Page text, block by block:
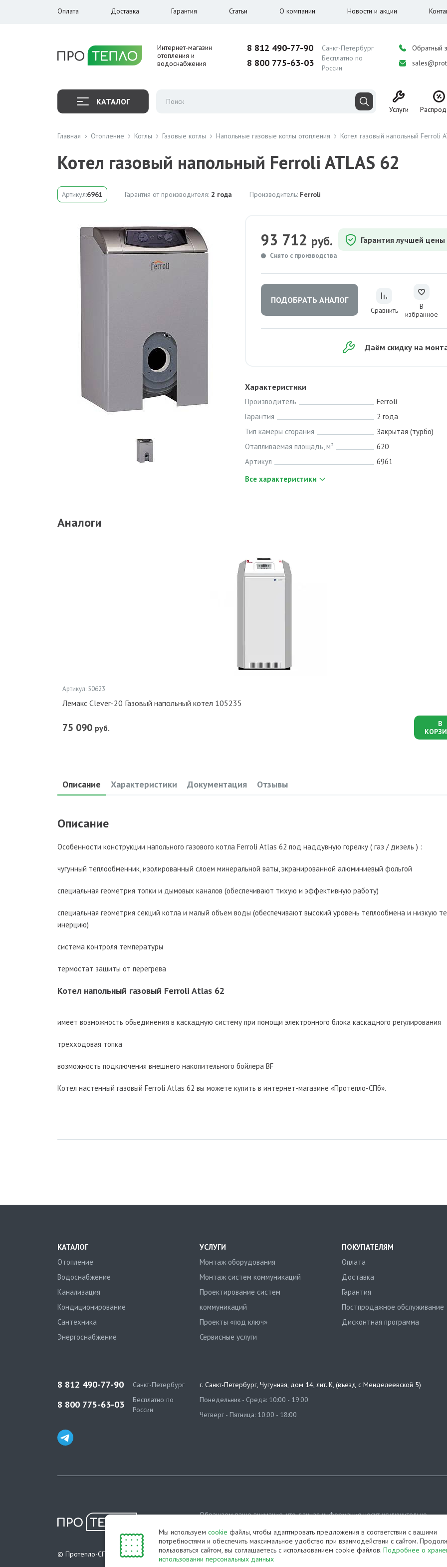
Оплата Доставка Гарантия Статьи О компании Новости и акции
Интернет-магазин
отопления и
водоснабжения
8 812 490-77-90 Санкт-Петербург
8 800 775-63-03
Бесплатно по
России
Обратный
КАТАЛОГ
Услуги
Главная Отопление Котлы Газовые котлы Напольные газовые котлы отопления Котел газовый напольный Ferroli
Котел газовый напольный Ferroli ATLAS 62
Артикул:6961 Гарантия от производителя: 2 года Производитель: Ferroli
93 712 руб. Гарантия лучшей цены
Снято с производства
ПОДОБРАТЬ АНАЛОГ
Сравнить
В
избранное
Даём скидку на
Характеристики
Производитель
Ferroli
Гарантия
2 года
Тип камеры сгорания
Закрытая (турбо)
Отапливаемая площадь, м²
620
Артикул
6961
Все характеристики
Аналоги
Артикул: 50623
Лемакс Clever-20 Газовый напольный котел 105235
75 090 руб.
В
Описание Характеристики Документация Отзывы
Описание
Особенности конструкции напольного газового котла Ferroli Atlas 62 под наддувную горелку ( газ / дизель ) :
чугунный теплообменник, изолированный слоем минеральной ваты, экранированной алюминиевый фольгой
специальная геометрия топки и дымовых каналов (обеспечивают тихую и эффективную работу)
специальная геометрия секций котла и малый объем воды (обеспечивают высокий уровень теплообмена и низкую
инерцию)
система контроля температуры
термостат защиты от перегрева
Котел напольный газовый Ferroli Atlas 62
имеет возможность обьединения в каскадную систему при помощи электронного блока каскадного регулирования
трехходовая топка
возможность подключения внешнего накопительного бойлера BF
Котел настенный газовый Ferroli Atlas 62 вы можете купить в интернет-магазине «Протепло-СПб».
Мы используем cookie файлы, чтобы адаптировать предложения в соответствии с вашими
потребностями и обеспечить максимальное удобство при взаимодействии с сайтом.
пользоваться сайтом, вы соглашаетесь с использованием cookie файлов. Подробнее о
использовании персональных данных
КАТАЛОГ
Отопление
Водоснабжение
Канализация
Кондиционирование
Сантехника
Энергоснабжение
УСЛУГИ
Монтаж оборудования
Монтаж систем коммуникаций
Проектирование систем
коммуникаций
Проекты «под ключ»
Сервисные услуги
ПОКУПАТЕЛЯМ
Оплата
Доставка
Гарантия
Постпродажное обслуживание
Дисконтная программа
8 812 490-77-90 Санкт-Петербург
8 800 775-63-03
Бесплатно по
России
г. Санкт-Петербург, Чугунная, дом 14, лит. К, (въезд с Менделеевской 5)
Понедельник - Среда: 10:00 - 19:00
Четверг - Пятница: 10:00 - 18:00
© Протепло-СПб, 2011-2026
Обращаем ваше внимание, что данная информация носит исключительно
определяемой положениями Статьи 437 (2) Гражданского кодекса РФ.
Политика конфиденциальности Карта сайта